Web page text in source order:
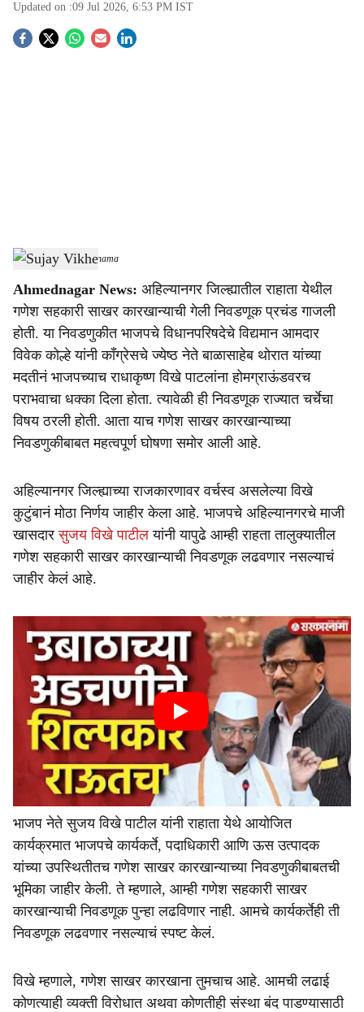
Updated on :09 Jul 2026, 6:53 PM IST
S
a
r
e
Sujay Vikhe -sarkarnama
Ahmednagar News: अहिल्यानगर जिल्ह्यातील राहाता येथील
गणेश सहकारी साखर कारखान्याची गेली निवडणूक प्रचंड गाजली
होती. या निवडणुकीत भाजपचे विधानपरिषदेचे विद्यमान आमदार
विवेक कोल्हे यांनी काँग्रेसचे ज्येष्ठ नेते बाळासाहेब थोरात यांच्या
मदतीनं भाजपच्याच राधाकृष्ण विखे पाटलांना होमग्राऊंडवरच
पराभवाचा धक्का दिला होता. त्यावेळी ही निवडणूक राज्यात चर्चेचा
विषय ठरली होती. आता याच गणेश साखर कारखान्याच्या
निवडणुकीबाबत महत्वपूर्ण घोषणा समोर आली आहे.
अहिल्यानगर जिल्ह्याच्या राजकारणावर वर्चस्व असलेल्या विखे
कुटुंबानं मोठा निर्णय जाहीर केला आहे. भाजपचे अहिल्यानगरचे माजी
खासदारसुजय विखे पाटील यांनी यापुढे आम्ही राहता तालुक्यातील
गणेश सहकारी साखर कारखान्याची निवडणूक लढवणार नसल्याचं
जाहीर केलं आहे.
भाजप नेते सुजय विखे पाटील यांनी राहाता येथे आयोजित
कार्यक्रमात भाजपचे कार्यकर्ते, पदाधिकारी आणि ऊस उत्पादक
यांच्या उपस्थितीतच गणेश साखर कारखान्याच्या निवडणुकीबाबतची
भूमिका जाहीर केली. ते म्हणाले, आम्ही गणेश सहकारी साखर
कारखान्याची निवडणूक पुन्हा लढविणार नाही. आमचे कार्यकर्तेही ती
निवडणूक लढवणार नसल्याचं स्पष्ट केलं.
विखे म्हणाले, गणेश साखर कारखाना तुमचाच आहे. आमची लढाई
कोणत्याही व्यक्ती विरोधात अथवा कोणतीही संस्था बंद पाडण्यासाठी